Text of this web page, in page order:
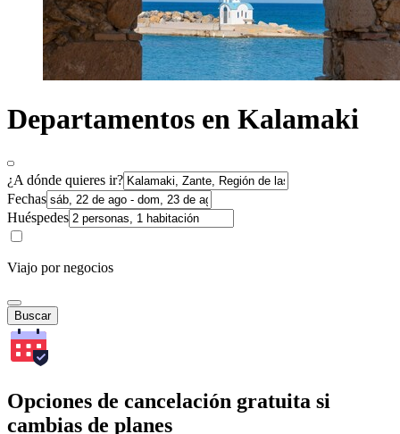
Departamentos en Kalamaki
¿A dónde quieres ir?
Fechas
Huéspedes
Viajo por negocios
Buscar
Opciones de cancelación gratuita si
cambias de planes